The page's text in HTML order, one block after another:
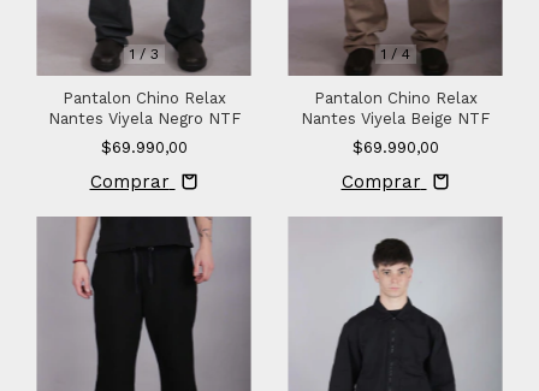
1/3
Pantalon Chino Relax
Nantes Viyela Negro NTF
$69.990,00
Comprar
1 / 4
Pantalon Chino Relax
Nantes Viyela Beige NTF
$69.990,00
Comprar